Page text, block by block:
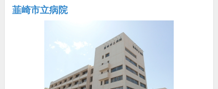
韮崎市立病院